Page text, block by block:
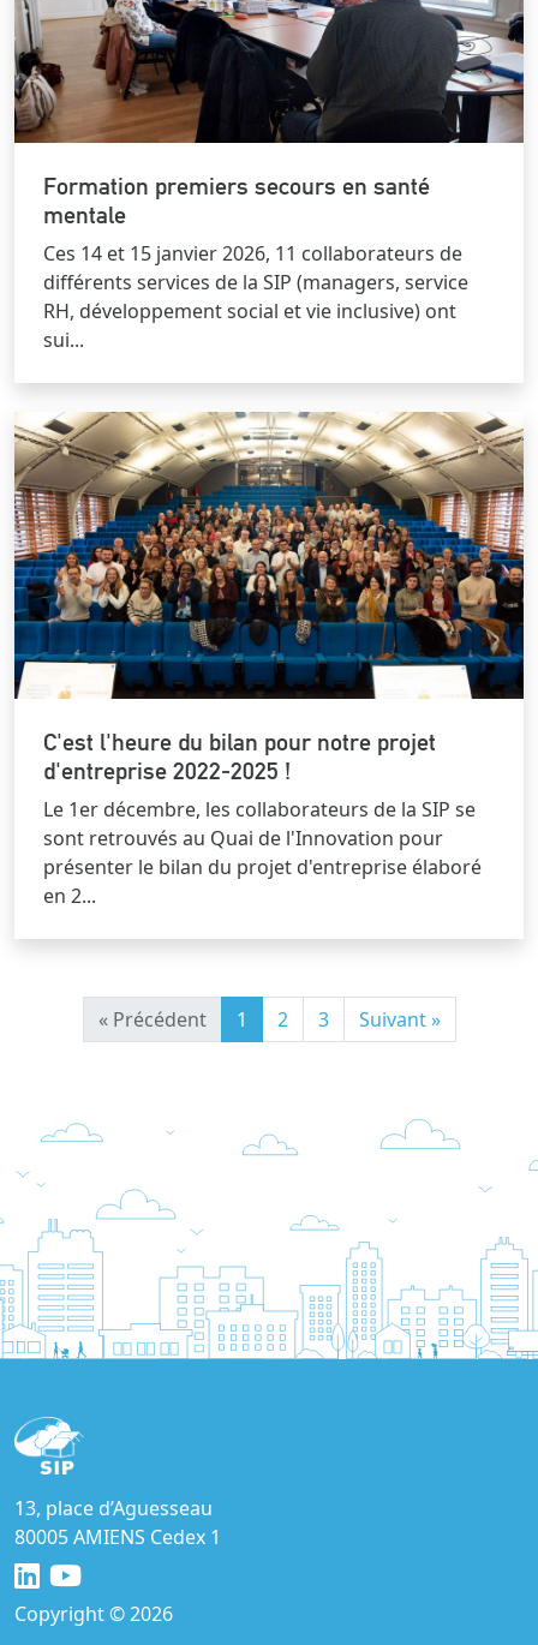
Formation premiers secours en santé
mentale
Ces 14 et 15 janvier 2026, 11 collaborateurs de
différents services de la SIP (managers, service
RH, développement social et vie inclusive) ont
sui...
C'est l'heure du bilan pour notre projet
d'entreprise 2022-2025 !
Le 1er décembre, les collaborateurs de la SIP se
sont retrouvés au Quai de l'Innovation pour
présenter le bilan du projet d'entreprise élaboré
en 2...
« Précédent 1 2 3 Suivant »
13, place d’Aguesseau
80005 AMIENS Cedex 1
Copyright © 2026